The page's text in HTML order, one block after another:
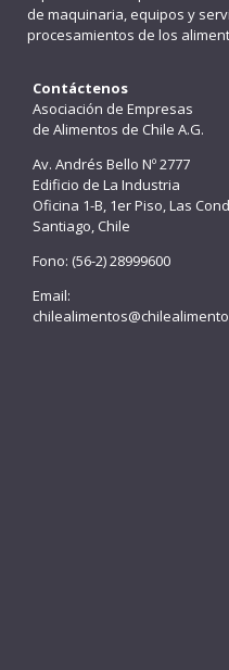
de maquinaria, equipos y
procesamientos de los
Contáctenos
Asociación de Empresas
de Alimentos de Chile A.G.
Av. Andrés Bello Nº 2777
Edificio de La Industria
Oficina 1-B, 1er Piso, Las
Santiago, Chile
Fono: (56-2) 28999600
Email: